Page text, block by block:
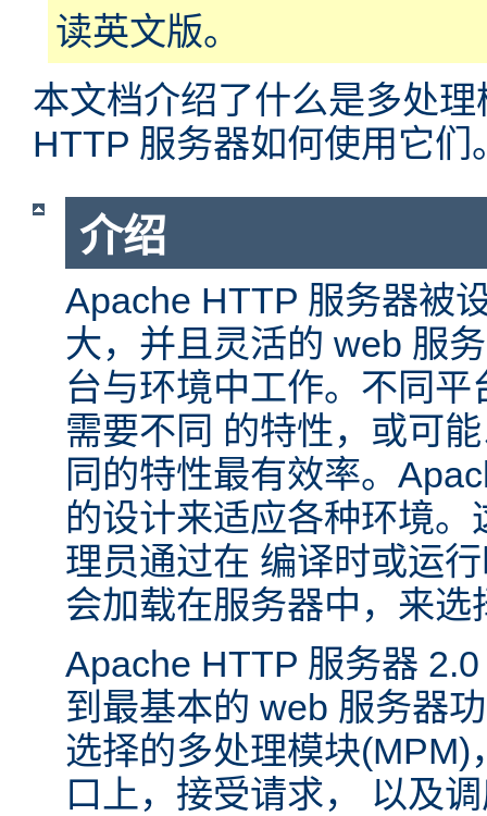
读英文版。
本文档介绍了什么是多处
HTTP 服务器如何使用它们
介绍
Apache HTTP 服务器被
大，并且灵活的 web 服
台与环境中工作。不同
需要不同 的特性，或可
同的特性最有效率。
的设计来适应各种环境
理员通过在 编译时或运
会加载在服务器中，来选
Apache HTTP 服务器
到最基本的 web 服务器
选择的多处理模块
口上，接受请求， 以及